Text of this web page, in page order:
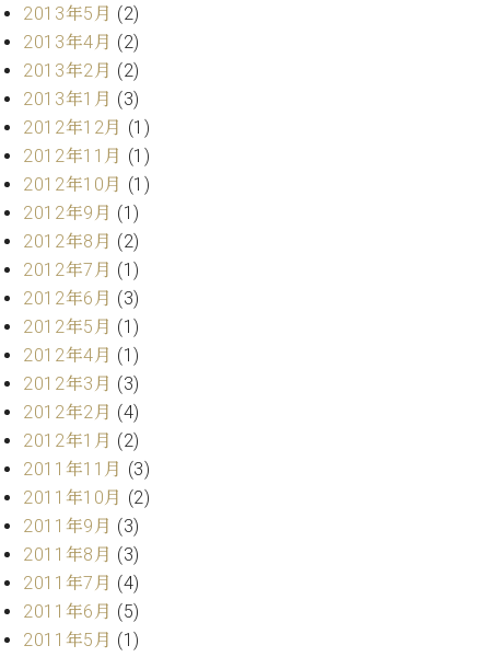
(調
律)
調
師
紹
介
調
律
料
表
お
問
い
合
せ
尾山調律師のブ
ログ Die
Musikgasse（音
楽の小道）
2013年5月 (2)
2013年4月 (2)
2013年2月 (2)
2013年1月 (3)
2012年12月 (1)
2012年11月 (1)
2012年10月 (1)
2012年9月 (1)
2012年8月 (2)
2012年7月 (1)
2012年6月 (3)
2012年5月 (1)
2012年4月 (1)
2012年3月 (3)
2012年2月 (4)
2012年1月 (2)
2011年11月 (3)
2011年10月 (2)
2011年9月 (3)
2011年8月 (3)
2011年7月 (4)
2011年6月 (5)
2011年5月 (1)